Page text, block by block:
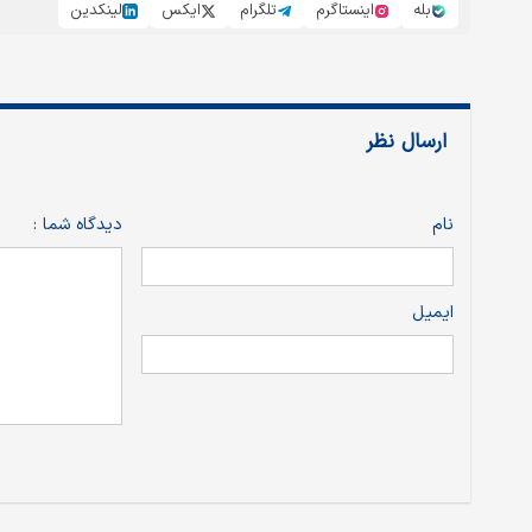
بله
اینستاگرم تلگرام ایکس لینکدین
ارسال نظر
نام
ایمیل
دیدگاه شما :